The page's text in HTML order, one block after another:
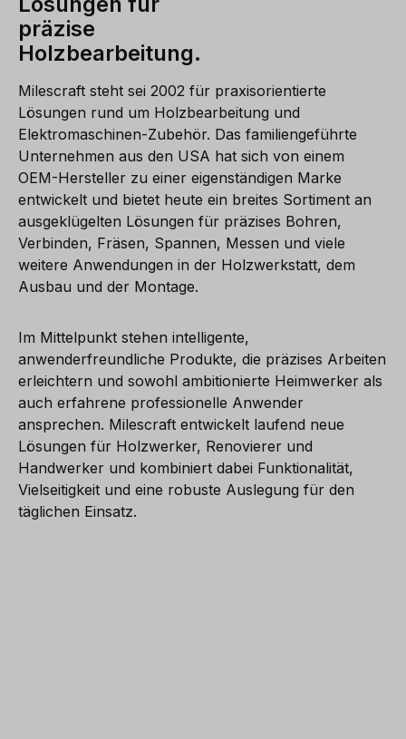
präzise
Holzbearbeitung.
Milescraft steht sei 2002 für praxisorientierte
Lösungen rund um Holzbearbeitung und
Elektromaschinen-Zubehör. Das familiengeführte
Unternehmen aus den USA hat sich von einem
OEM-Hersteller zu einer eigenständigen Marke
entwickelt und bietet heute ein breites Sortiment an
ausgeklügelten Lösungen für präzises Bohren,
Verbinden, Fräsen, Spannen, Messen und viele
weitere Anwendungen in der Holzwerkstatt, dem
Ausbau und der Montage.
Im Mittelpunkt stehen intelligente,
anwenderfreundliche Produkte, die präzises Arbeiten
erleichtern und sowohl ambitionierte Heimwerker als
auch erfahrene professionelle Anwender
ansprechen. Milescraft entwickelt laufend neue
Lösungen für Holzwerker, Renovierer und
Handwerker und kombiniert dabei Funktionalität,
Vielseitigkeit und eine robuste Auslegung für den
täglichen Einsatz.